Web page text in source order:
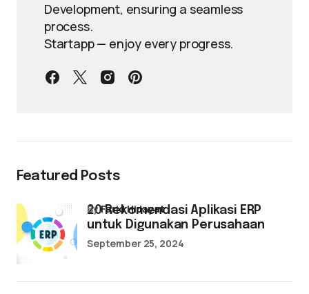
Development, ensuring a seamless
process.
Startapp — enjoy every progress.
Featured Posts
20 Rekomendasi Aplikasi ERP
untuk Digunakan Perusahaan
byFarid Hidayat
September 25, 2024